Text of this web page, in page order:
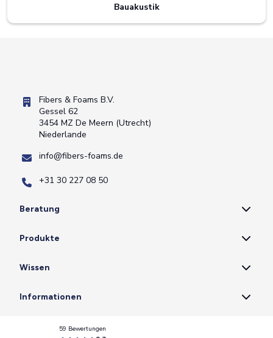
Bauakustik
Fibers & Foams B.V.
Gessel 62
3454 MZ De Meern (Utrecht)
Niederlande
info@fibers-foams.de
+31 30 227 08 50
Beratung
Produkte
Wissen
Informationen
59 Bewertungen